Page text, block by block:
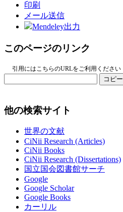
印刷
メール送信
Mendeley出力
このページのリンク
引用にはこちらのURLをご利用ください
コピー
他の検索サイト
世界の文献
CiNii Research (Articles)
CiNii Books
CiNii Research (Dissertations)
国立国会図書館サーチ
Google
Google Scholar
Google Books
カーリル